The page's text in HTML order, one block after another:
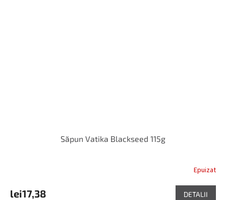
Săpun Vatika Blackseed 115g
Epuizat
lei17,38 DETALII